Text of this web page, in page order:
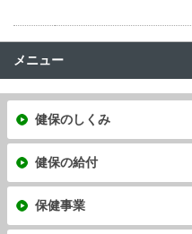
メニュー
健保のしくみ
健保の給付
保健事業